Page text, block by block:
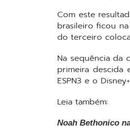
Com este
brasileiro ficou
do terceiro
Na sequência da
primeira descida
ESPN3 e o
Leia também:
Noah Bethonico